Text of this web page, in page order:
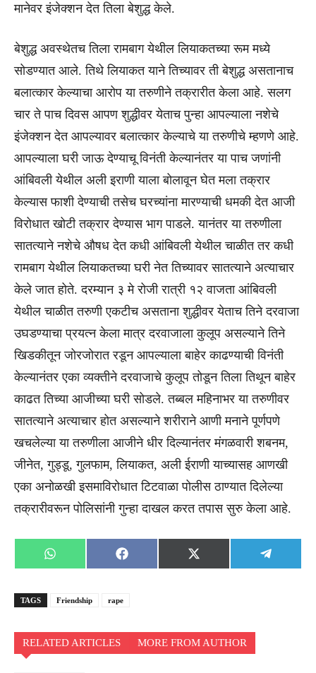
मानेवर इंजेक्शन देत तिला बेशुद्ध केले.
बेशुद्ध अवस्थेतच तिला रामबाग येथील लियाकतच्या रूम मध्ये
सोडण्यात आले. तिथे लियाकत याने तिच्यावर ती बेशुद्ध असतानाच
बलात्कार केल्याचा आरोप या तरुणीने तक्रारीत केला आहे. सलग
चार ते पाच दिवस आपण शुद्धीवर येताच पुन्हा आपल्याला नशेचे
इंजेक्शन देत आपल्यावर बलात्कार केल्याचे या तरुणीचे म्हणणे आहे.
आपल्याला घरी जाऊ देण्याचू विनंती केल्यानंतर या पाच जणांनी
आंबिवली येथील अली इराणी याला बोलावून घेत मला तक्रार
केल्यास फाशी देण्याची तसेच घरच्यांना मारण्याची धमकी देत आजी
विरोधात खोटी तक्रार देण्यास भाग पाडले. यानंतर या तरुणीला
सातत्याने नशेचे औषध देत कधी आंबिवली येथील चाळीत तर कधी
रामबाग येथील लियाकतच्या घरी नेत तिच्यावर सातत्याने अत्याचार
केले जात होते. दरम्यान ३ मे रोजी रात्री १२ वाजता आंबिवली
येथील चाळीत तरुणी एकटीच असताना शुद्धीवर येताच तिने दरवाजा
उघडण्याचा प्रयत्न केला मात्र दरवाजाला कुलूप असल्याने तिने
खिडकीतून जोरजोरात रडून आपल्याला बाहेर काढण्याची विनंती
केल्यानंतर एका व्यक्तीने दरवाजाचे कुलूप तोडून तिला तिथून बाहेर
काढत तिच्या आजीच्या घरी सोडले. तब्बल महिनाभर या तरुणीवर
सातत्याने अत्याचार होत असल्याने शरीराने आणी मनाने पूर्णपणे
खचलेल्या या तरुणीला आजीने धीर दिल्यानंतर मंगळवारी शबनम,
जीनेत, गुड्डू, गुलफाम, लियाकत, अली ईराणी याच्यासह आणखी
एका अनोळखी इसमाविरोधात टिटवाळा पोलीस ठाण्यात दिलेल्या
तक्रारीवरून पोलिसांनी गुन्हा दाखल करत तपास सुरु केला आहे.
Share
on
WhatsApp
Share
on
Facebook
Share
on
X
(Twitter)
Share
on
TAGS Friendship rape
RELATED ARTICLES MORE FROM AUTHOR